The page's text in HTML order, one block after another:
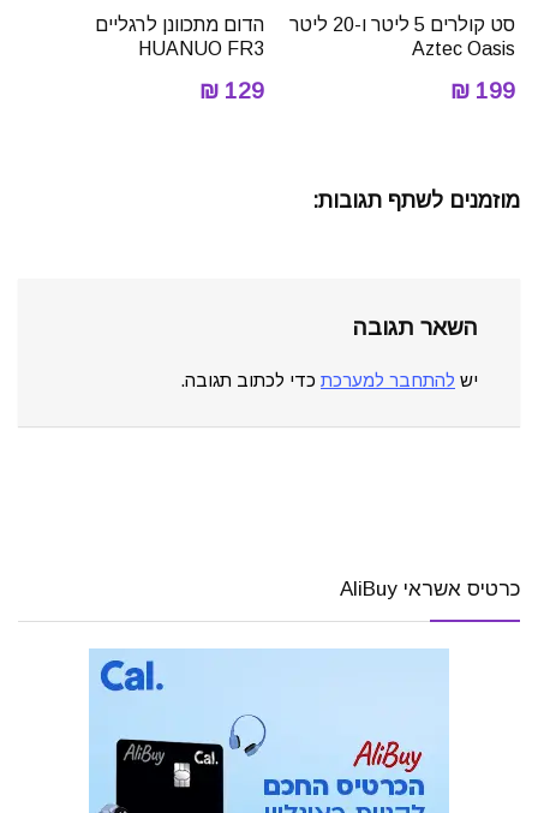
סט קולרים 5 ליטר ו-20 ליטר
Aztec Oasis
199 ₪
הדום מתכוונן לרגליים
HUANUO FR3
129 ₪
מוזמנים לשתף תגובות:
השאר תגובה
יש להתחבר למערכת כדי לכתוב תגובה.
כרטיס אשראי AliBuy